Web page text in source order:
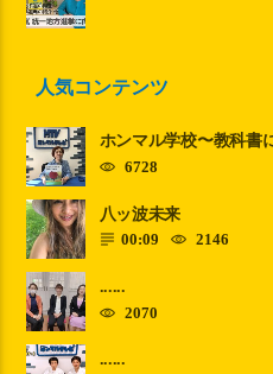
人気コンテンツ
ホンマル学校〜教科書
6728
八ッ波未来
00:09
2146
......
2070
......